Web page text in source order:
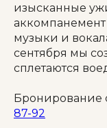
изысканные
музыки и
сентября мы
сплетаются
Бронирование
87-92